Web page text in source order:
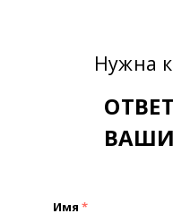
Нужна
Имя *